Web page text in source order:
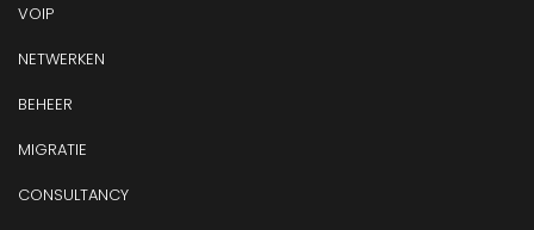
VOIP
NETWERKEN
BEHEER
MIGRATIE
CONSULTANCY